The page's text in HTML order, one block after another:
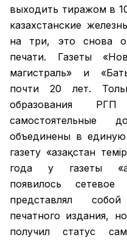
выходить тиражом в
казахстанские
на три, это снова
печати. Газеты
магистраль» и
почти 20 лет.
образования
самостоятельные
объединены в
газету «Қазақстан
года у газеты
появилось
представлял
печатного издания,
получил статус